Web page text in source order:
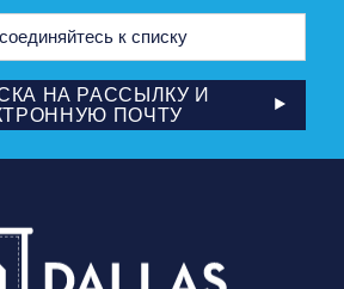
НА РАССЫЛКУ И
ПОЧТУ